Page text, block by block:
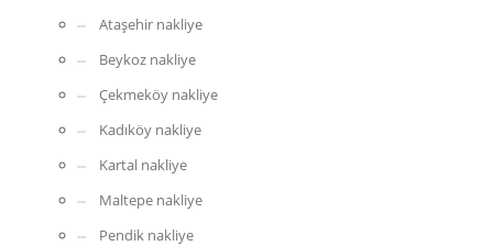
Ataşehir nakliye
Beykoz nakliye
Çekmeköy nakliye
Kadıköy nakliye
Kartal nakliye
Maltepe nakliye
Pendik nakliye